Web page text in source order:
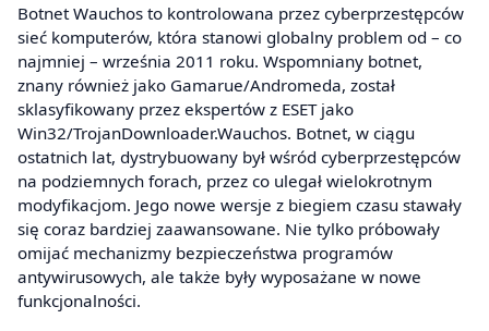
Botnet Wauchos to kontrolowana przez cyberprzestępców
sieć komputerów, która stanowi globalny problem od – co
najmniej – września 2011 roku. Wspomniany botnet,
znany również jako Gamarue/Andromeda, został
sklasyfikowany przez ekspertów z ESET jako
Win32/TrojanDownloader.Wauchos. Botnet, w ciągu
ostatnich lat, dystrybuowany był wśród cyberprzestępców
na podziemnych forach, przez co ulegał wielokrotnym
modyfikacjom. Jego nowe wersje z biegiem czasu stawały
się coraz bardziej zaawansowane. Nie tylko próbowały
omijać mechanizmy bezpieczeństwa programów
antywirusowych, ale także były wyposażane w nowe
funkcjonalności.